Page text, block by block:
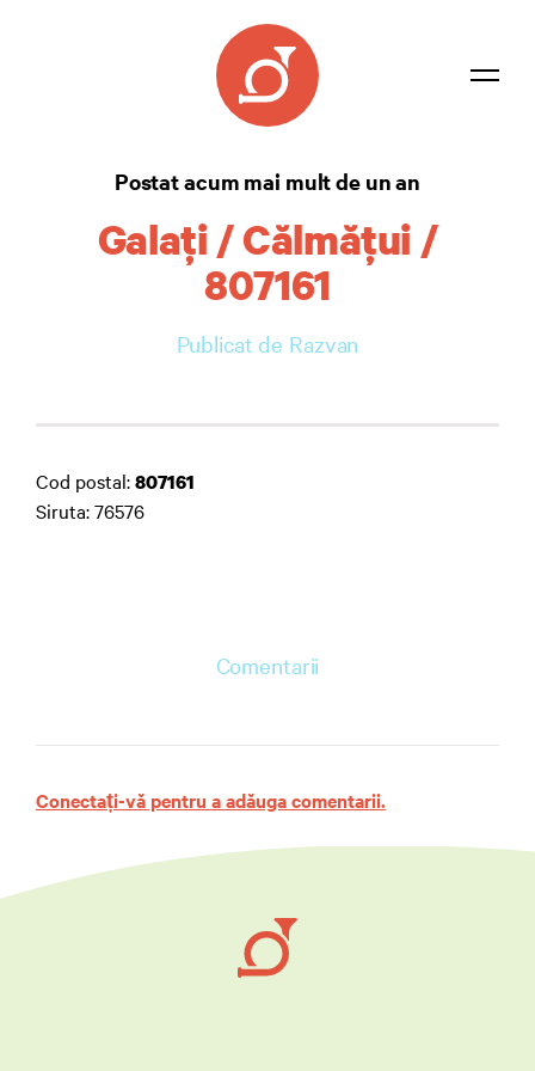
Contact
Postat acum mai mult de un an
Galaţi / Călmăţui /
807161
Publicat de Razvan
Cod postal:807161
Siruta: 76576
Comentarii
Conectați-vă pentru a adăuga comentarii.